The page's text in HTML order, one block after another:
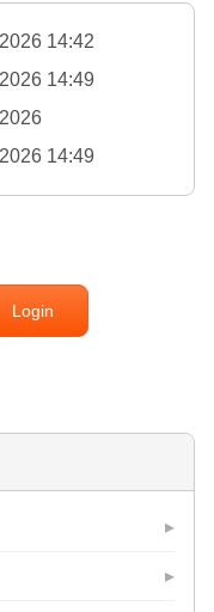
14:42
14:49
14:49
Login